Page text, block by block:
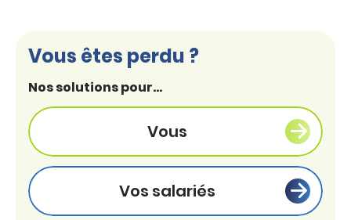
Vous êtes perdu ?
Nos solutions pour...
Vous
Vos salariés